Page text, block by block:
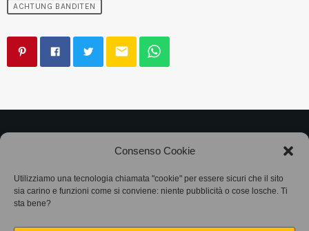
Consenso Cookie
Utilizziamo una tecnologia chiamata "cookie" per essere sicuri che il sito
sia carino e funzioni come si conviene: niente pubblicità o cose losche. Ti
sta bene?
ACHTUNG BANDITEN
email
Associazione Bandito • CF 97882400019 •
Privacy Policy•Cookie Policy (UE) • Protocollo
SIAE 7425